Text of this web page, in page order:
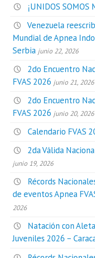
¡UNIDOS SOMOS
Venezuela
Mundial de Apnea
Serbia junio 22, 2026
2do Encuentro
FVAS 2026 junio 21, 2026
2do Encuentro
FVAS 2026 junio 20, 2026
Calendario FVAS
2da Válida
junio 19, 2026
Récords
de eventos Apnea
2026
Natación con
Juveniles 2026 –